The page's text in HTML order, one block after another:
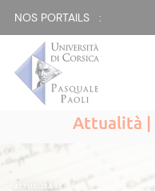
NOS PORTAILS :
Attualità |
ATTUALITÀ|